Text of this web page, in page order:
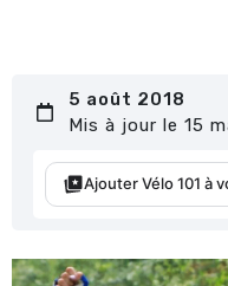
5 août 2018
Mis à jour le 15
Ajouter Vélo 101 à